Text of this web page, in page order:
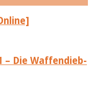
– Die Waffendieb-